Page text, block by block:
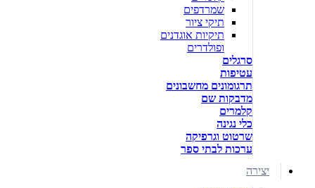
שמרדפים
תיקי ציור
תיקיות אוגדנים
ופולדרים
סרגלים
עטיפות
תרגומונים מחשבונים
מדבקות שם
קלמרים
כלי נגינה
שרטוט וגרפיקה
ערכות לבתי ספר
יצירה